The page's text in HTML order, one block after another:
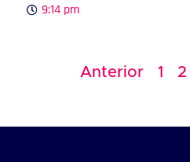
9:14 pm
Anterior 1 2